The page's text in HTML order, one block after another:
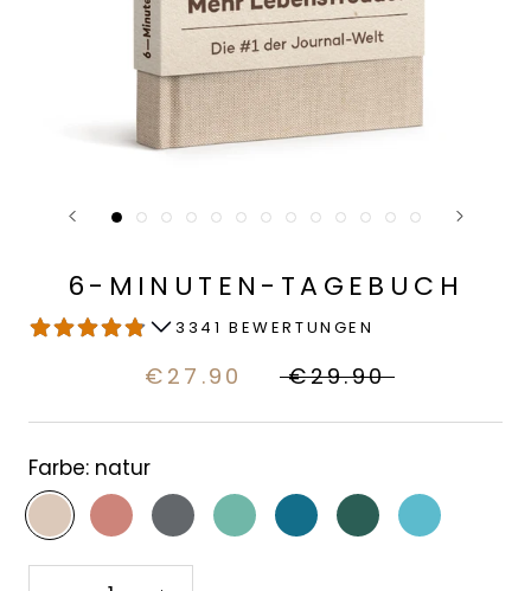
6-MINUTEN-TAGEBUCH
3341 BEWERTUNGEN
€27.90 €29.90
Farbe: natur
natur altrosaanthrazitseegrünazurblautannengrün
Eismeer